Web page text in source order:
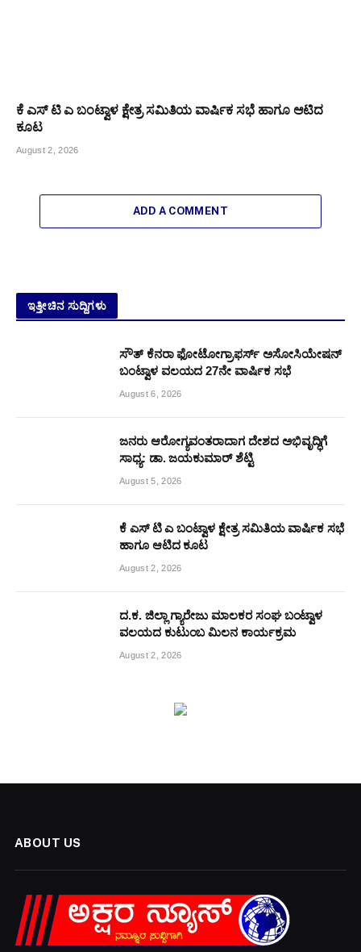
ಕೆ ಎಸ್ ಟಿ ಎ ಬಂಟ್ವಾಳ ಕ್ಷೇತ್ರ ಸಮಿತಿಯ ವಾರ್ಷಿಕ ಸಭೆ ಹಾಗೂ ಆಟಿದ
ಕೂಟ
August 2, 2026
ADD A COMMENT
ಇತ್ತೀಚಿನ ಸುದ್ದಿಗಳು
ಸೌತ್ ಕೆನರಾ ಫೋಟೋಗ್ರಾಫರ್ಸ್ ಅಸೋಸಿಯೇಷನ್
ಬಂಟ್ವಾಳ ವಲಯದ 27ನೇ ವಾರ್ಷಿಕ ಸಭೆ
August 6, 2026
ಜನರು ಆರೋಗ್ಯವಂತರಾದಾಗ ದೇಶದ ಅಭಿವೃದ್ಧಿಗೆ
ಸಾಧ್ಯ: ಡಾ. ಜಯಕುಮಾರ್ ಶೆಟ್ಟಿ
August 5, 2026
ಕೆ ಎಸ್ ಟಿ ಎ ಬಂಟ್ವಾಳ ಕ್ಷೇತ್ರ ಸಮಿತಿಯ ವಾರ್ಷಿಕ ಸಭೆ
ಹಾಗೂ ಆಟಿದ ಕೂಟ
August 2, 2026
ದ.ಕ. ಜಿಲ್ಲಾ ಗ್ಯಾರೇಜು ಮಾಲಕರ ಸಂಘ ಬಂಟ್ವಾಳ
ವಲಯದ ಕುಟುಂಬ ಮಿಲನ ಕಾರ್ಯಕ್ರಮ
August 2, 2026
ABOUT US